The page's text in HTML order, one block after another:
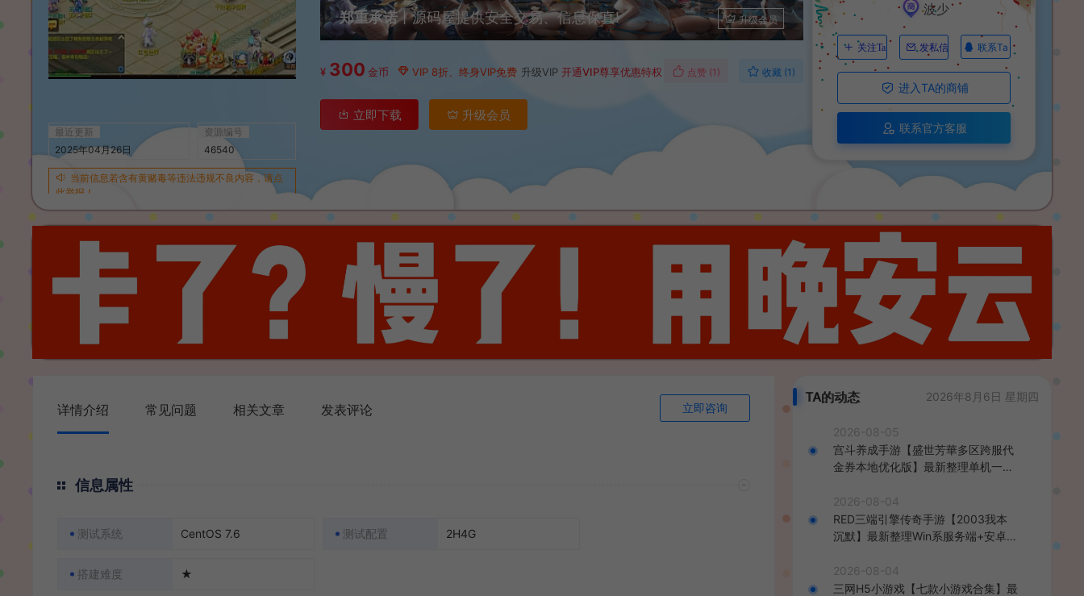
最近更新
2025年04月26日
资源编号
46540
当前信息若含有黄赌毒等违法违规不良内容，请点
此举报！
郑重承诺丨源码屋提供安全交易、信息保真! 升级会员
¥ 300 金币 VIP 8折、终身VIP免费 升级VIP 开通VIP尊享优惠特权 点赞 (1 ) 收藏 (1)
立即下载 升级会员
波少
关注Ta 发私信 联系Ta
进入TA的商铺
联系官方客服
详情介绍 常见问题 相关文章 发表评论 立即咨询
信息属性
测试系统 CentOS 7.6 测试配置 2H4G
搭建难度 ★
TA的动态 2026年8月6日 星期四
2026-08-05
宫斗养成手游【盛世芳華多区跨服代
金券本地优化版】最新整理单机一键
后台+安卓+详细搭建教程
2026-08-04
RED三端引擎传奇手游【2003我本
沉默】最新整理Win系服务端+安卓苹
2026-08-04
三网H5小游戏【七款小游戏合集】最